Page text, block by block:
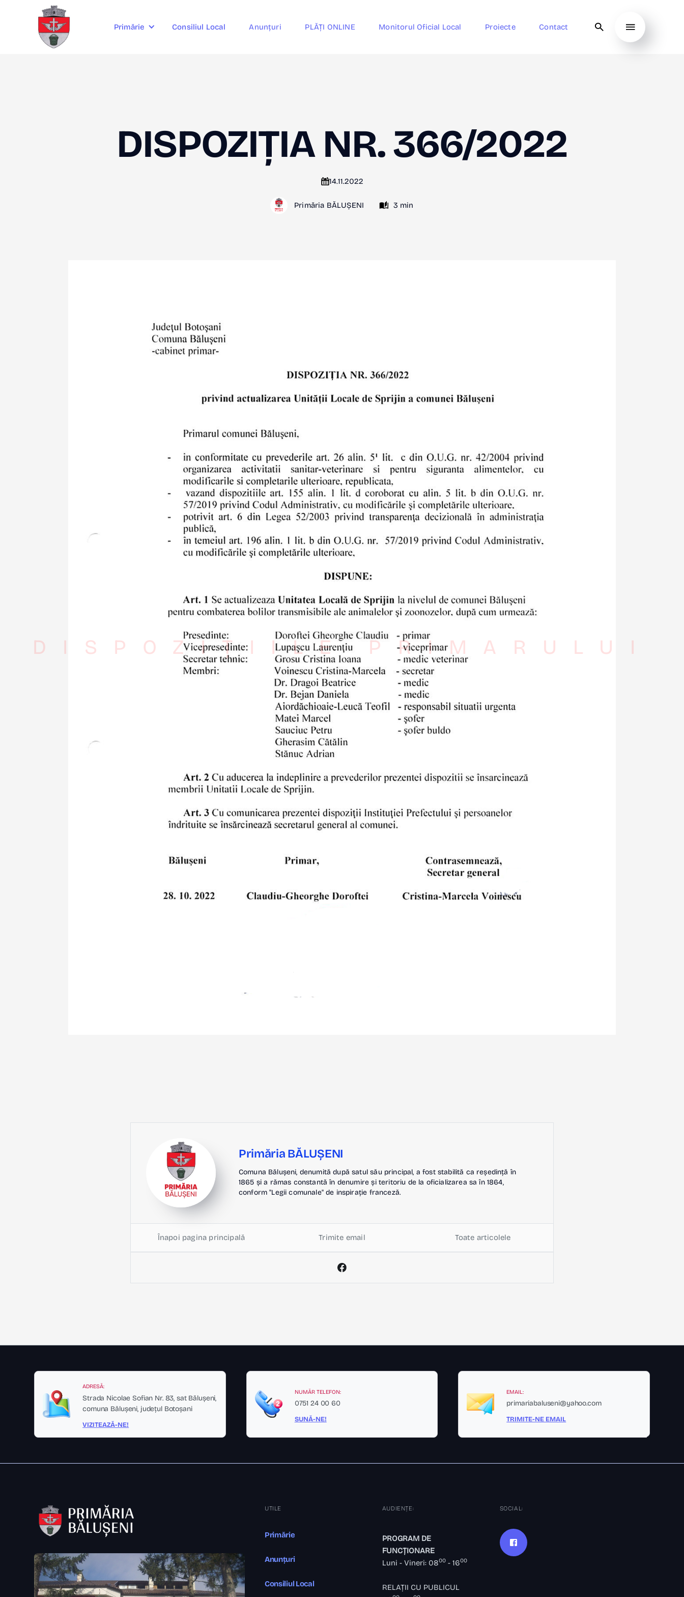
Primărie Consiliul Local Anunțuri PLĂȚI ONLINE Monitorul Oficial Local Proiecte Contact
DISPOZIȚIA NR. 366/2022
14.11.2022
Primăria BĂLUȘENI 3 min
DISPOZIȚIILE PRIMARULUI
Primăria BĂLUȘENI
Comuna Bălușeni, denumită după satul său principal, a fost stabilită ca reședință în
1865 și a rămas constantă în denumire și teritoriu de la oficializarea sa în 1864,
conform "Legii comunale" de inspirație franceză.
Înapoi pagina principală Trimite email Toate articolele
ADRESĂ:
Strada Nicolae Sofian Nr. 83, sat Bălușeni,
comuna Bălușeni, județul Botoșani
VIZITEAZĂ-NE!
NUMĂR TELEFON:
0751 24 00 60
SUNĂ-NE!
EMAIL:
primariabaluseni@yahoo.com
TRIMITE-NE EMAIL
UTILE
Primărie
Anunțuri
Consiliul Local
AUDIENȚE:
PROGRAM DE
FUNCȚIONARE
Luni - Vineri: 0800- 1600
RELAȚII CU PUBLICUL
SOCIAL: